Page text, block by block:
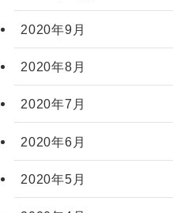
2020年9月
2020年8月
2020年7月
2020年6月
2020年5月